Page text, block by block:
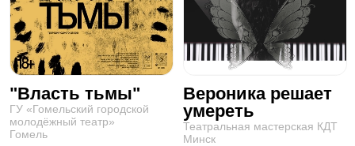
"Власть тьмы"
ГУ «Гомельский городской
молодёжный театр»
Гомель
Вероника решает
умереть
Театральная мастерская КДТ
Минск